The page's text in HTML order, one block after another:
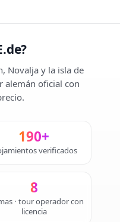
Novalja y la isla de
alemán oficial con
190+
verificados
8
· tour operador con
licencia